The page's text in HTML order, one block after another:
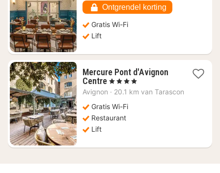
€
77,54
Ontgrendel korting
Gratis Wi-Fi
Lift
Mercure Pont d'Avignon
Centre1
nacht
€
97,94
, 4 Sterren
Avignon · 20.1 km van Tarascon
Gratis Wi-Fi
Restaurant
Lift